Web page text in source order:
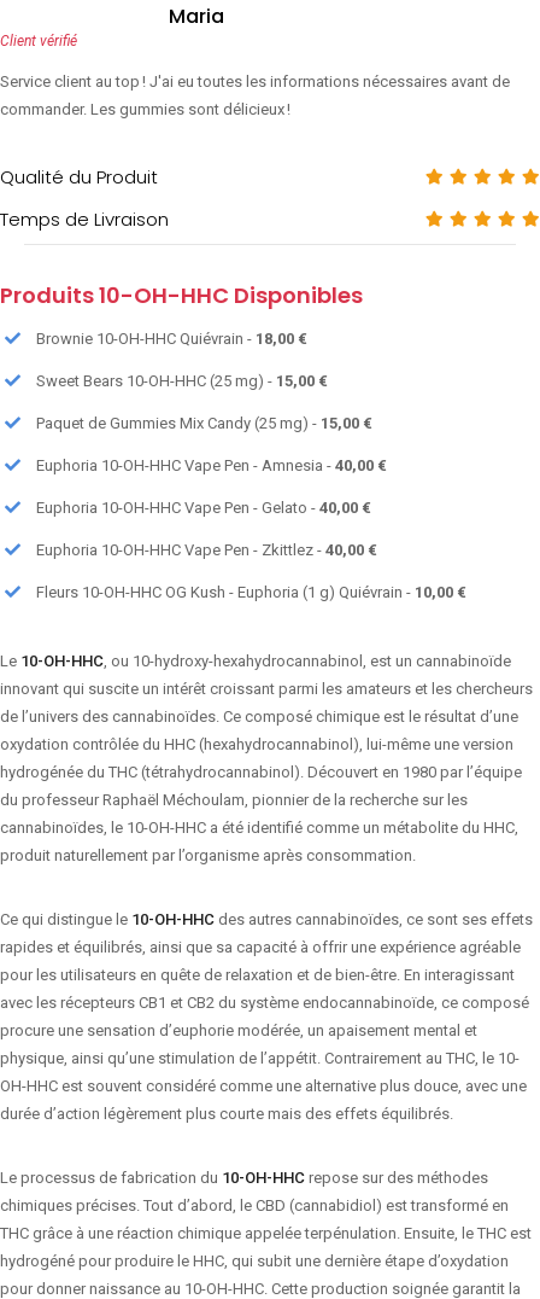
Maria
Client vérifié
Service client au top ! J'ai eu toutes les informations nécessaires avant de
commander. Les gummies sont délicieux !
Qualité du Produit
Temps de Livraison
Produits 10-OH-HHC Disponibles
Brownie 10-OH-HHC Quiévrain - 18,00 €
Sweet Bears 10-OH-HHC (25 mg) - 15,00 €
Paquet de Gummies Mix Candy (25 mg) - 15,00 €
Euphoria 10-OH-HHC Vape Pen - Amnesia - 40,00 €
Euphoria 10-OH-HHC Vape Pen - Gelato - 40,00 €
Euphoria 10-OH-HHC Vape Pen - Zkittlez - 40,00 €
Fleurs 10-OH-HHC OG Kush - Euphoria (1 g) Quiévrain - 10,00 €
Le 10-OH-HHC , ou 10-hydroxy-hexahydrocannabinol, est un cannabinoïde
innovant qui suscite un intérêt croissant parmi les amateurs et les chercheurs
de l’univers des cannabinoïdes. Ce composé chimique est le résultat d’une
oxydation contrôlée du HHC (hexahydrocannabinol), lui-même une version
hydrogénée du THC (tétrahydrocannabinol). Découvert en 1980 par l’équipe
du professeur Raphaël Méchoulam, pionnier de la recherche sur les
cannabinoïdes, le 10-OH-HHC a été identifié comme un métabolite du HHC,
produit naturellement par l’organisme après consommation.
Ce qui distingue le 10-OH-HHC des autres cannabinoïdes, ce sont ses effets
rapides et équilibrés, ainsi que sa capacité à offrir une expérience agréable
pour les utilisateurs en quête de relaxation et de bien-être. En interagissant
avec les récepteurs CB1 et CB2 du système endocannabinoïde, ce composé
procure une sensation d’euphorie modérée, un apaisement mental et
physique, ainsi qu’une stimulation de l’appétit. Contrairement au THC, le 10-
OH-HHC est souvent considéré comme une alternative plus douce, avec une
durée d’action légèrement plus courte mais des effets équilibrés.
Le processus de fabrication du 10-OH-HHC repose sur des méthodes
chimiques précises. Tout d’abord, le CBD (cannabidiol) est transformé en
THC grâce à une réaction chimique appelée terpénulation. Ensuite, le THC est
hydrogéné pour produire le HHC, qui subit une dernière étape d’oxydation
pour donner naissance au 10-OH-HHC. Cette production soignée garantit la